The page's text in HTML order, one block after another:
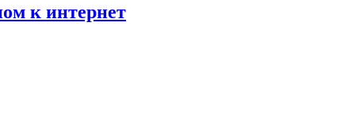
к интернет